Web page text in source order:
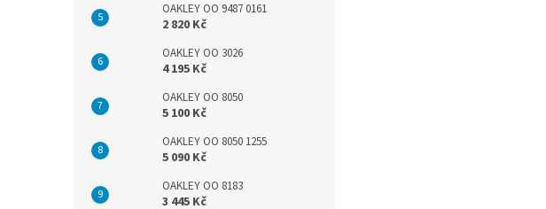
OAKLEY OO 9487 0161
2 820 Kč
OAKLEY OO 3026
4 195 Kč
OAKLEY OO 8050
5 100 Kč
OAKLEY OO 8050 1255
5 090 Kč
OAKLEY OO 8183
3 445 Kč